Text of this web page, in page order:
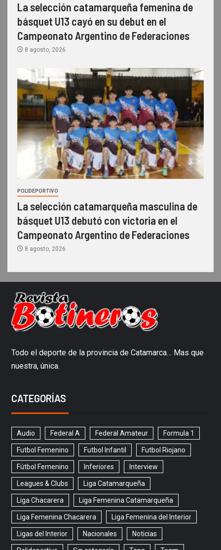
La selección catamarqueña femenina de
básquet U13 cayó en su debut en el
Campeonato Argentino de Federaciones
8 agosto, 2026
POLIDEPORTIVO
La selección catamarqueña masculina de
básquet U13 debutó con victoria en el
Campeonato Argentino de Federaciones
8 agosto, 2026
Todo el deporte de la provincia de Catamarca… Mas que
nuestra, única.
CATEGORÍAS
Audio Federal A Federal Amateur Formula 1
Futbol Femenino Futbol Infantil Futbol Riojano
Fútbol Femenino Inferiores Interview
Leagues & Clubs Liga Catamarqueña
Liga Chacarera Liga Femenina Catamarqueña
Liga Femenina Chacarera Liga Femenina del Interior
Ligas del Interior Nacionales Noticias